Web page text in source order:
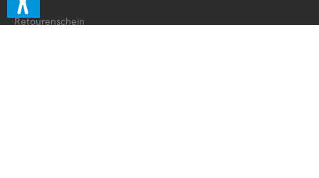
Retourenschein